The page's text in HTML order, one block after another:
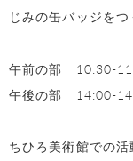
じみの缶バッジをつ
午前の部 10:30-
午後の部 14:00-
ちひろ美術館での活